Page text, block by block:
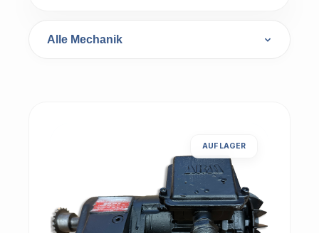
AUF LAGER